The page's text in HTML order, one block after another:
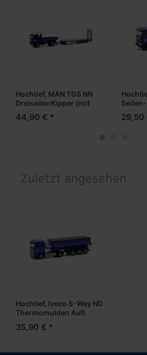
Hochtief, MAN TGS NN
DreiseitenKipper (mit
Ladekran) + TU3-Anh.
(Sonderedition Hochtief)
44,90 € * 29,50
Zuletzt angesehen
Hochtief, Iveco S-Way ND
Thermomulden Aufl.
35,90 € *